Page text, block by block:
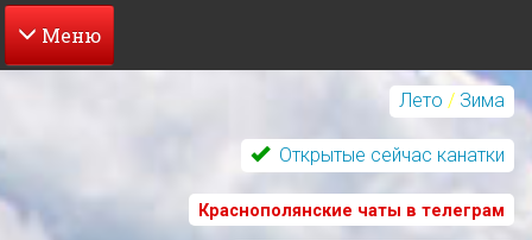
Перейти
содержанию
Лето / Зима
Открытые сейчас канатки
Краснополянские чаты в телеграм